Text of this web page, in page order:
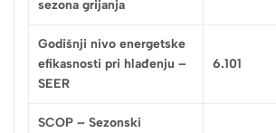
sezona grijanja
Godišnji nivo energetske
efikasnosti pri hlađenju –
SEER
6.101
SCOP – Sezonski